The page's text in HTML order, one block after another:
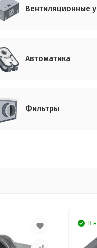
Вентиляционные
Автоматика
Фильтры
В